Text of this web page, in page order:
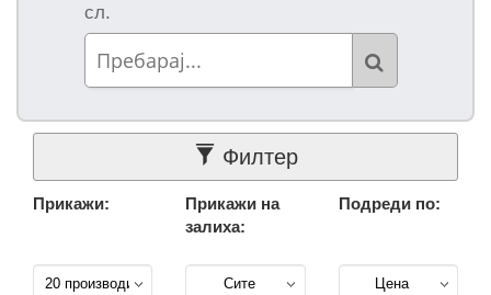
сл.
Филтер
Прикажи:
Прикажи на
залиха:
Подреди по:
(69)
Подгрупи